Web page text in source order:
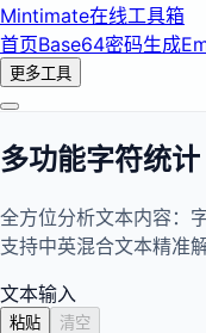
Mintimate在线工具箱
首页Base64密码生成
更多工具
多功能字符统计
全方位分析文本内容：
支持中英混合文本精准解
文本输入
粘贴 清空